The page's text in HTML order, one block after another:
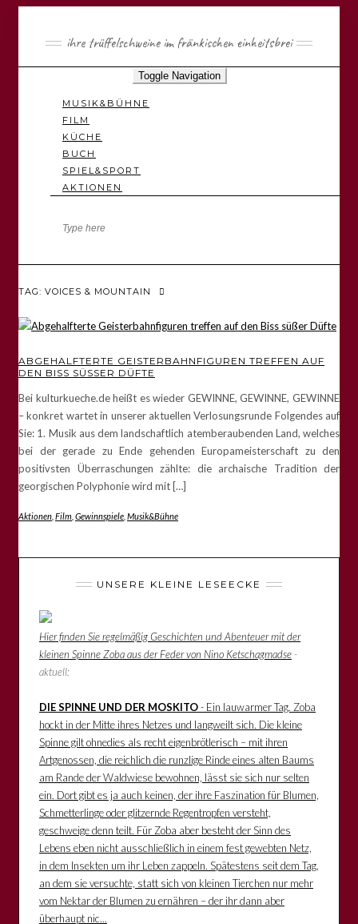
ihre trüffelschweine im fränkischen einheitsbrei
Toggle Navigation
MUSIK&BÜHNE
FILM
KÜCHE
BUCH
SPIEL&SPORT
AKTIONEN
TAG: VOICES & MOUNTAIN
ABGEHALFTERTE GEISTERBAHNFIGUREN TREFFEN AUF
DEN BISS SÜSSER DÜFTE
Bei kulturkueche.de heißt es wieder GEWINNE, GEWINNE, GEWINNE
– konkret wartet in unserer aktuellen Verlosungsrunde Folgendes auf
Sie: 1. Musik aus dem landschaftlich atemberaubenden Land, welches
bei der gerade zu Ende gehenden Europameisterschaft zu den
positivsten Überraschungen zählte: die archaische Tradition der
georgischen Polyphonie wird mit […]
Aktionen Film Gewinnspiele Musik&Bühne
UNSERE KLEINE LESEECKE
Hier finden Sie regelmäßig Geschichten und Abenteuer mit der
kleinen Spinne Zoba aus der Feder von Nino Ketschagmadse-
aktuell:
DIE SPINNE UND DER MOSKITO- Ein lauwarmer Tag. Zoba
hockt in der Mitte ihres Netzes und langweilt sich. Die kleine
Spinne gilt ohnedies als recht eigenbrötlerisch – mit ihren
Artgenossen, die reichlich die runzlige Rinde eines alten Baums
am Rande der Waldwiese bewohnen, lässt sie sich nur selten
ein. Dort gibt es ja auch keinen, der ihre Faszination für Blumen,
Schmetterlinge oder glitzernde Regentropfen versteht,
geschweige denn teilt. Für Zoba aber besteht der Sinn des
Lebens eben nicht ausschließlich in einem fest gewebten Netz,
in dem Insekten um ihr Leben zappeln. Spätestens seit dem Tag,
an dem sie versuchte, statt sich von kleinen Tierchen nur mehr
vom Nektar der Blumen zu ernähren – der ihr dann aber
überhaupt nic...